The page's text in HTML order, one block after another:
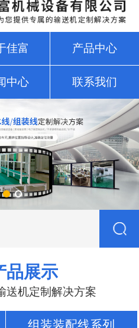
佳富 产品中心
中心 联系我们
品展示
送机定制解决方案
组装装配线系列